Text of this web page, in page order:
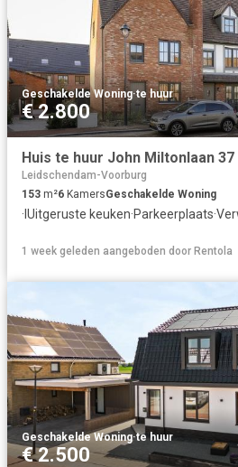
Geschakelde Woning·te huur
€ 2.800
Leidschendam-Voorburg
153 m²6 KamersGeschakelde Woning
· IUitgeruste keuken·Parkeerplaats·
1 week geleden aangeboden door Rentola
Geschakelde Woning·te huur
€ 2.500